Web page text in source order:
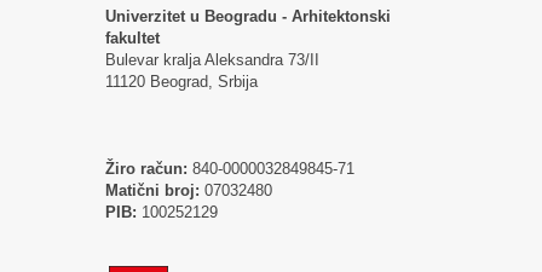
Univerzitet u Beogradu - Arhitektonski
fakultet
Bulevar kralja Aleksandra 73/II
11120 Beograd, Srbija
Žiro račun: 840-0000032849845-71
Matični broj: 07032480
PIB: 100252129